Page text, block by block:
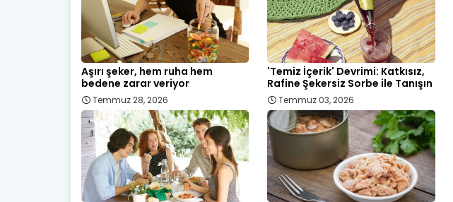
Aşırı şeker, hem ruha hem
bedene zarar veriyor
Temmuz 28, 2026
'Temiz İçerik' Devrimi: Katkısız,
Rafine Şekersiz Sorbe ile Tanışın
Temmuz 03, 2026